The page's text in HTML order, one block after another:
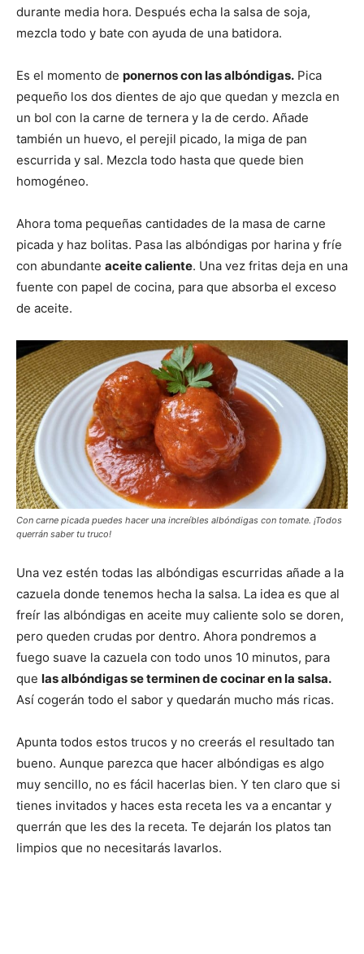
durante media hora. Después echa la salsa de soja,
mezcla todo y bate con ayuda de una batidora.
Es el momento de ponernos con las albóndigas. Pica
pequeño los dos dientes de ajo que quedan y mezcla en
un bol con la carne de ternera y la de cerdo. Añade
también un huevo, el perejil picado, la miga de pan
escurrida y sal. Mezcla todo hasta que quede bien
homogéneo.
Ahora toma pequeñas cantidades de la masa de carne
picada y haz bolitas. Pasa las albóndigas por harina y fríe
con abundante aceite caliente. Una vez fritas deja en una
fuente con papel de cocina, para que absorba el exceso
de aceite.
Con carne picada puedes hacer una increíbles albóndigas con tomate. ¡Todos
querrán saber tu truco!
Una vez estén todas las albóndigas escurridas añade a la
cazuela donde tenemos hecha la salsa. La idea es que al
freír las albóndigas en aceite muy caliente solo se doren,
pero queden crudas por dentro. Ahora pondremos a
fuego suave la cazuela con todo unos 10 minutos, para
que las albóndigas se terminen de cocinar en la salsa.
Así cogerán todo el sabor y quedarán mucho más ricas.
Apunta todos estos trucos y no creerás el resultado tan
bueno. Aunque parezca que hacer albóndigas es algo
muy sencillo, no es fácil hacerlas bien. Y ten claro que si
tienes invitados y haces esta receta les va a encantar y
querrán que les des la receta. Te dejarán los platos tan
limpios que no necesitarás lavarlos.